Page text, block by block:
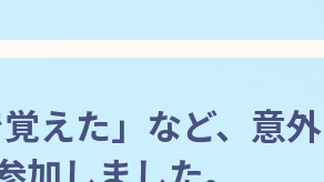
えた」など、意外